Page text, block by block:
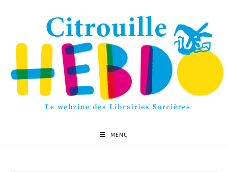
MENU